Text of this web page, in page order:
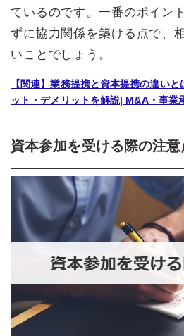
ているのです。一番のポイン
ずに協力関係を築ける点で、
いことでしょう。
【関連】業務提携と資本提携の違い
ット・デメリットを解説| M&A・事業
資本参加を受ける際の注意